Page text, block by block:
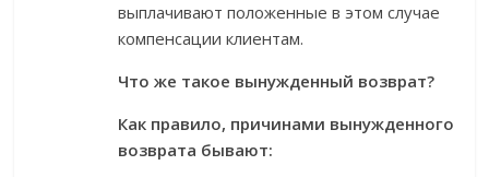
выплачивают положенные в этом случае
компенсации клиентам.
Что же такое вынужденный возврат?
Как правило, причинами вынужденного
возврата бывают: